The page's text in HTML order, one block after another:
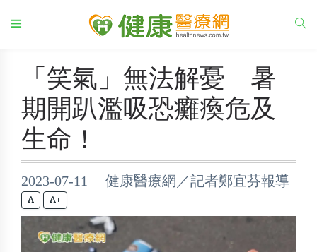
「笑氣」無法解憂 暑
期開趴濫吸恐癱瘓危及
生命！
2023-07-11 健康醫療網／記者鄭宜芬報導
+